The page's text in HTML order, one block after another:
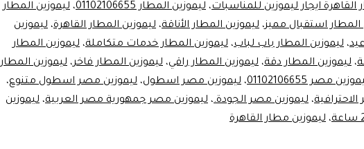
الرفاهية
بأسعار
تنافسية!
القاهرة ايجار ليموزين للمناسبات، ليموزين المطار 01102106655 ، ليموزين المطار
المطار استقبال مميز، ليموزين المطار الأناقة، ليموزين المطار القاهرة، ليموزين
، ليموزين المطار باب لباب، ليموزين المطار خدمات متكاملة، ليموزين المطار
، ليموزين المطار دقة، ليموزين المطار راقي، ليموزين المطار فاخر، ليموزين المطار
مصر 01102106655
، ليموزين مصر اسطول، ليموزين مصر اسطول متنوع،
، ليموزين مصر الجودة.، ليموزين مصر جمهورية مصر العربية، ليموزين
، ليموزين مطار القاهرة